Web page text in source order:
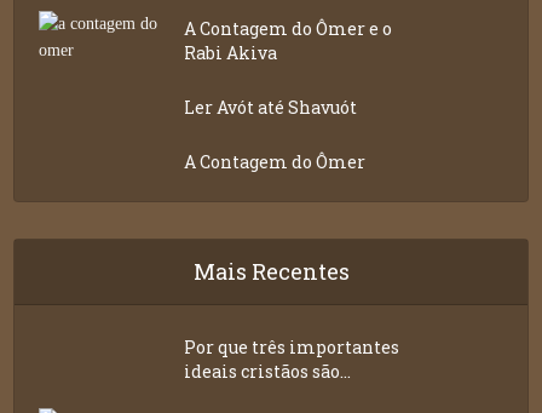
A Contagem do Ômer e o
Rabi Akiva
Ler Avót até Shavuót
A Contagem do Ômer
Mais Recentes
Por que três importantes
ideais cristãos são...